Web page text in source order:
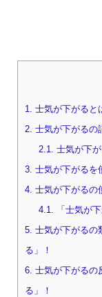
1. 士気が下がると
2. 士気が下がるの
2.1. 士気が下
3. 士気が下がるを
4. 士気が下がるの
4.1. 「士気が
5. 士気が下がるの
る」！
6. 士気が下がるの
る」！